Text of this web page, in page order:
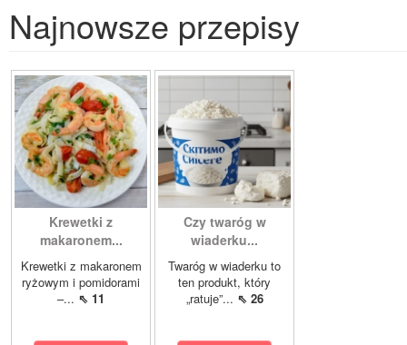
Najnowsze przepisy
Krewetki z
makaronem...
Krewetki z makaronem
ryżowym i pomidorami
–... ⇖ 11
Czy twaróg w
wiaderku...
Twaróg w wiaderku to
ten produkt, który
„ratuje”... ⇖ 26